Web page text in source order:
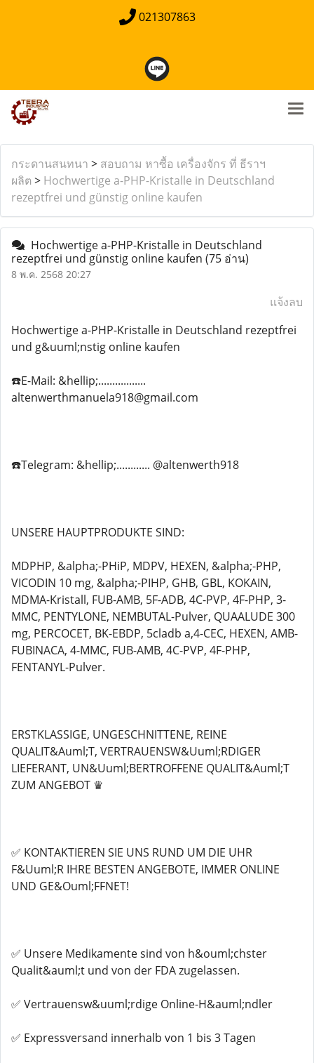
021307863
กระดานสนทนา > สอบถาม หาซื้อ เครื่องจักร ที่ ธีราฯ
ผลิต > Hochwertige a-PHP-Kristalle in Deutschland
rezeptfrei und günstig online kaufen
Hochwertige a-PHP-Kristalle in Deutschland
rezeptfrei und günstig online kaufen (75 อ่าน)
8 พ.ค. 2568 20:27
แจ้งลบ
Hochwertige a-PHP-Kristalle in Deutschland rezeptfrei
und g&uuml;nstig online kaufen
☎️E-Mail: &hellip;.................
altenwerthmanuela918@gmail.com
☎️Telegram: &hellip;............ @altenwerth918
UNSERE HAUPTPRODUKTE SIND:
MDPHP, &alpha;-PHiP, MDPV, HEXEN, &alpha;-PHP,
VICODIN 10 mg, &alpha;-PIHP, GHB, GBL, KOKAIN,
MDMA-Kristall, FUB-AMB, 5F-ADB, 4C-PVP, 4F-PHP, 3-
MMC, PENTYLONE, NEMBUTAL-Pulver, QUAALUDE 300
mg, PERCOCET, BK-EBDP, 5cladb a,4-CEC, HEXEN, AMB-
FUBINACA, 4-MMC, FUB-AMB, 4C-PVP, 4F-PHP,
FENTANYL-Pulver.
ERSTKLASSIGE, UNGESCHNITTENE, REINE
QUALIT&Auml;T, VERTRAUENSW&Uuml;RDIGER
LIEFERANT, UN&Uuml;BERTROFFENE QUALIT&Auml;T
ZUM ANGEBOT ♛
✅ KONTAKTIEREN SIE UNS RUND UM DIE UHR
F&Uuml;R IHRE BESTEN ANGEBOTE, IMMER ONLINE
UND GE&Ouml;FFNET!
✅ Unsere Medikamente sind von h&ouml;chster
Qualit&auml;t und von der FDA zugelassen.
✅ Vertrauensw&uuml;rdige Online-H&auml;ndler
✅ Expressversand innerhalb von 1 bis 3 Tagen